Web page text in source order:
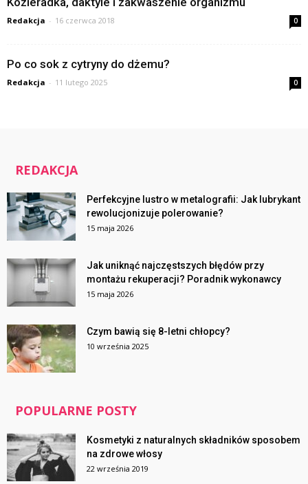
Redakcja - 16 czerwca 2018 0
Po co sok z cytryny do dżemu?
Redakcja - 11 lutego 2025 0
REDAKCJA
Perfekcyjne lustro w metalografii: Jak lubrykant
rewolucjonizuje polerowanie?
15 maja 2026
Jak uniknąć najczęstszych błędów przy
montażu rekuperacji? Poradnik wykonawcy
15 maja 2026
Czym bawią się 8-letni chłopcy?
10 września 2025
POPULARNE POSTY
Kosmetyki z naturalnych składników sposobem
na zdrowe włosy
22 września 2019